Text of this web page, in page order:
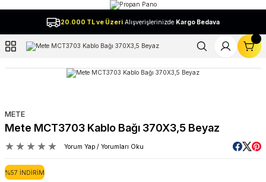
20.000 TL ve Üzeri Alışverişlerinizde Kargo Bedava
METE
Mete MCT3703 Kablo Bağı 370X3,5 Beyaz
Yorum Yap / Yorumları Oku
%57 İNDİRİM